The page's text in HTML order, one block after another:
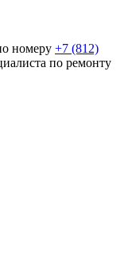
номеру +7 (812)
по ремонту